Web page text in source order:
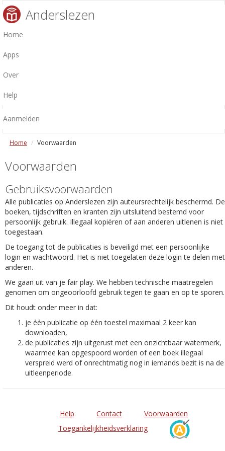
Anderslezen
Home
Apps
Over
Help
Aanmelden
Home Voorwaarden
Voorwaarden
Gebruiksvoorwaarden
Alle publicaties op Anderslezen zijn auteursrechtelijk beschermd. De
boeken, tijdschriften en kranten zijn uitsluitend bestemd voor
persoonlijk gebruik. Illegaal kopiëren of aan anderen uitlenen is niet
toegestaan.
De toegang tot de publicaties is beveiligd met een persoonlijke
login en wachtwoord. Het is niet toegelaten deze login te delen met
anderen.
We gaan uit van je fair play. We hebben technische maatregelen
genomen om ongeoorloofd gebruik tegen te gaan en op te sporen.
Dit houdt onder meer in dat:
je één publicatie op één toestel maximaal 2 keer kan
downloaden,
de publicaties zijn uitgerust met een onzichtbaar watermerk,
waarmee kan opgespoord worden of een boek illegaal
verspreid werd of onrechtmatig nog in iemands bezit is na de
uitleenperiode.
Help Contact
Voorwaarden
Toegankelijkheidsverklaring